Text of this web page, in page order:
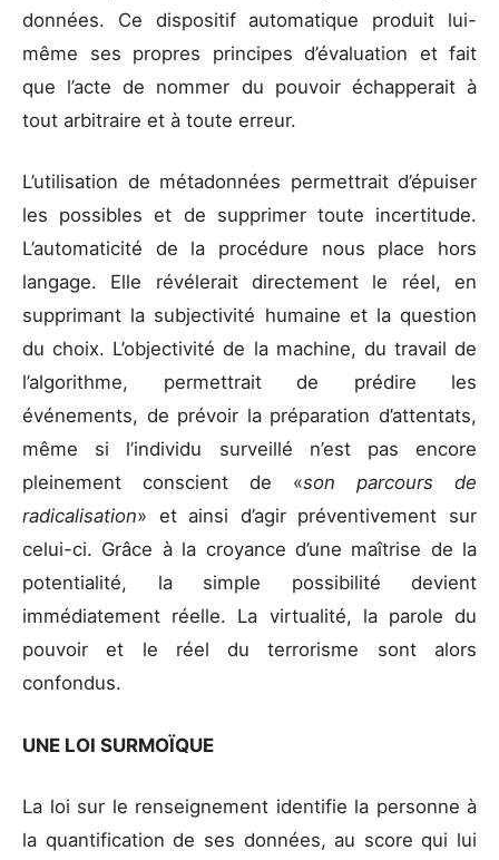
données. Ce dispositif automatique produit lui-
même ses propres principes d’évaluation et fait
que l’acte de nommer du pouvoir échapperait à
tout arbitraire et à toute erreur.
L’utilisation de métadonnées permettrait d’épuiser
les possibles et de supprimer toute incertitude.
L’automaticité de la procédure nous place hors
langage. Elle révélerait directement le réel, en
supprimant la subjectivité humaine et la question
du choix. L’objectivité de la machine, du travail de
l’algorithme, permettrait de prédire les
événements, de prévoir la préparation d’attentats,
même si l’individu surveillé n’est pas encore
pleinement conscient de «son parcours de
radicalisation» et ainsi d’agir préventivement sur
celui-ci. Grâce à la croyance d’une maîtrise de la
potentialité, la simple possibilité devient
immédiatement réelle. La virtualité, la parole du
pouvoir et le réel du terrorisme sont alors
confondus.
UNE LOI SURMOÏQUE
La loi sur le renseignement identifie la personne à
la quantification de ses données, au score qui lui